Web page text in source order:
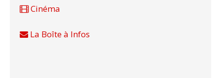
Cinéma
La Boîte à Infos